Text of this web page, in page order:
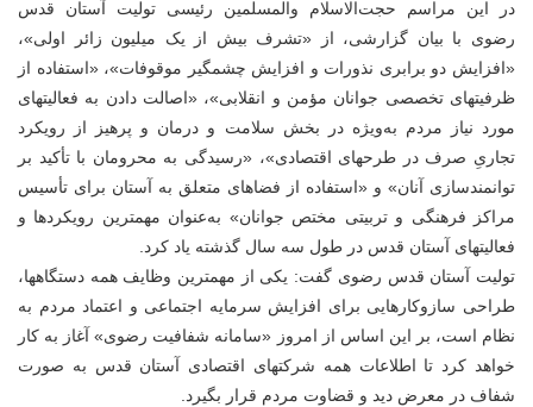
در این مراسم حجت‌الاسلام والمسلمین رئیسی تولیت آستان قدس
رضوی با بیان گزارشی، از «تشرف بیش از یک میلیون زائر اولی»،
«افزایش دو برابری نذورات و افزایش چشمگیر موقوفات»، «استفاده از
ظرفیتهای تخصصی جوانان مؤمن و انقلابی»، «اصالت دادن به فعالیتهای
مورد نیاز مردم به‌ویژه در بخش سلامت و درمان و پرهیز از رویکرد
تجاریِ صرف در طرحهای اقتصادی»، «رسیدگی به محرومان با تأکید بر
توانمندسازی آنان» و «استفاده از فضاهای متعلق به آستان برای تأسیس
مراکز فرهنگی و تربیتی مختص جوانان» به‌عنوان مهمترین رویکردها و
فعالیتهای آستان قدس در طول سه سال گذشته یاد کرد.
تولیت آستان قدس رضوی گفت: یکی از مهمترین وظایف همه دستگاهها،
طراحی سازوکارهایی برای افزایش سرمایه اجتماعی و اعتماد مردم به
نظام است، بر این اساس از امروز «سامانه شفافیت رضوی» آغاز به کار
خواهد کرد تا اطلاعات همه شرکتهای اقتصادی آستان قدس به صورت
شفاف در معرض دید و قضاوت مردم قرار بگیرد.